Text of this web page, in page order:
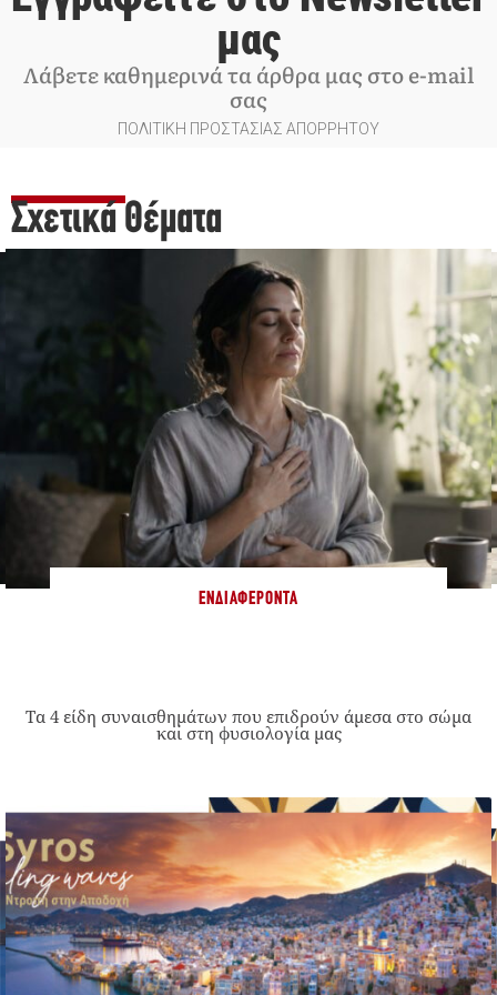
μας
Λάβετε καθημερινά τα άρθρα μας στο e-mail
σας
ΠΟΛΙΤΙΚΗ ΠΡΟΣΤΑΣΙΑΣ ΑΠΟΡΡΗΤΟΥ
Σχετικά Θέματα
ΕΝΔΙΑΦΈΡΟΝΤΑ
Τα 4 είδη συναισθημάτων που επιδρούν άμεσα στο σώμα
και στη φυσιολογία μας